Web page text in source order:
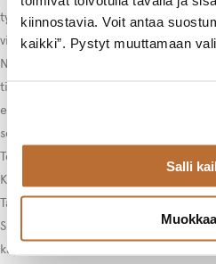
kiinnostavia. Voit antaa
kaikki”. Pystyt muuttamaan
Salli
Muokkaa
työnteolle. Mattojen tekstuuri ja väri
visuaalisesti eri toiminnallisiin
Neuvotteluhuoneissa ja johtajien
tilaan haluttua tunnelmaa. Laadukkaat
edustavan vaikutelman, kun taas
sopivat nuorekkaan ja dynaamisen
Tekstiililaatat puolestaan tarjoavat
Käytävissä ja sisääntuloauloissa matot
Tässä korostuvat materiaalin
Suomalaiset tekstiilimatot on
käyttöä menettämättä ulkonäköään